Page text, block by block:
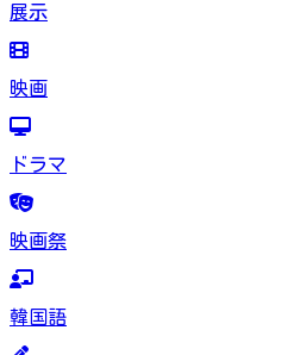
展示
映画
ドラマ
映画祭
韓国語